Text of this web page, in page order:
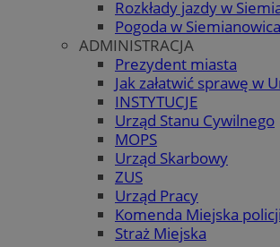
Rozkłady jazdy w
Pogoda w
ADMINISTRACJA
Prezydent miasta
Jak załatwić sprawę w
INSTYTUCJE
Urząd Stanu Cywilnego
MOPS
Urząd Skarbowy
ZUS
Urząd Pracy
Komenda Miejska policji
Straż Miejska